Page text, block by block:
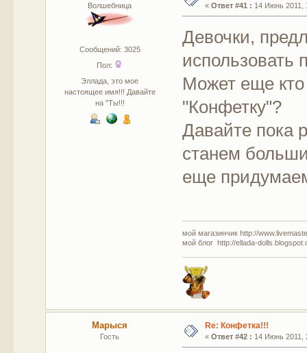
Волшебница
Сообщений: 3025
Пол:
Эллада, это мое
настоящее имя!!! Давайте
на "Ты!!!
« Ответ #41 : 14 Июнь 2011,
Девочки,
использовать
Может еще кто
"Конфетку"?
Давайте пока
станем
еще
мой магазинчик http://
мой блог http://ellada-
Марыся
Гость
Re: Конфетка!!!
« Ответ #42 : 14 Июнь 2011,